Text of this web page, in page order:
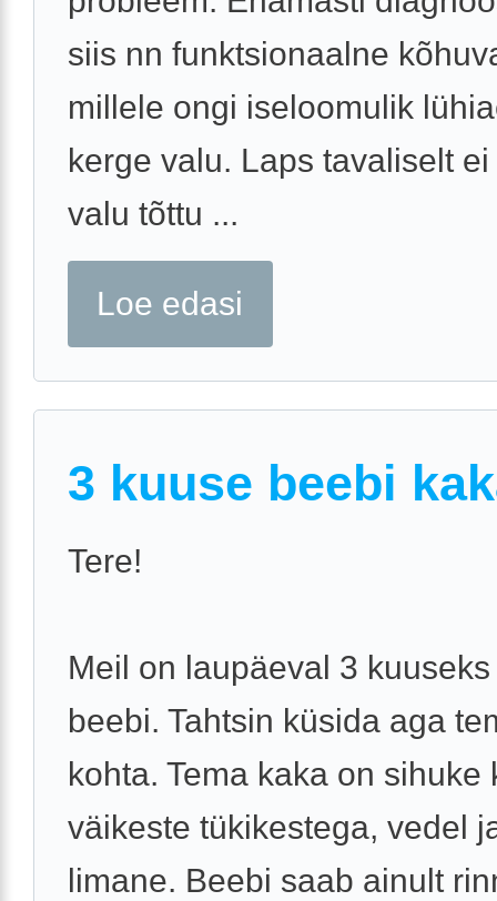
siis nn funktsionaalne
millele ongi iseloomulik
kerge valu. Laps tavaliselt
valu tõttu ...
Loe edasi
3 kuuse beebi
Tere!
Meil on laupäeval 3
beebi. Tahtsin küsida aga
kohta. Tema kaka on sihuke
väikeste tükikestega, vedel
limane. Beebi saab ainult